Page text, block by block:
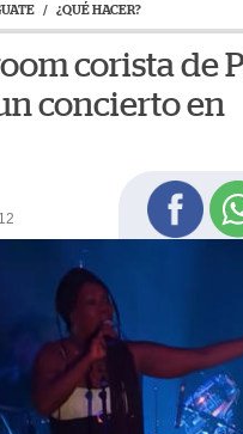
/ ¿QUÉ HACER?
corista de
concierto en